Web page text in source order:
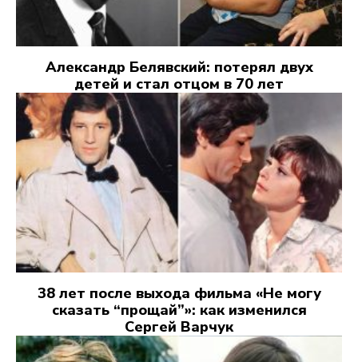
Александр Белявский: потерял двух
детей и стал отцом в 70 лет
38 лет после выхода фильма «Не могу
сказать “прощай”»: как изменился
Сергей Варчук